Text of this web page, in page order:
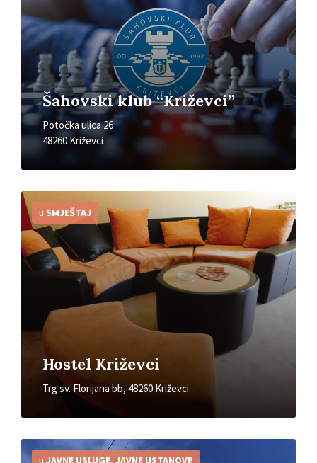
Šahovski klub “Križevci”
Potočka ulica 26
48260 Križevci
Hostel Križevci
Trg sv. Florijana bb, 48260 Križevci
u SMJEŠTAJ
Detaljnije
u JAVNE USLUGE, JAVNE USTANOVE
Detaljnije